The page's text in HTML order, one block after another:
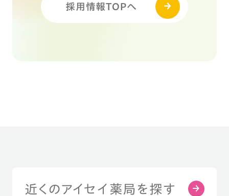
採用情報TOPへ
近くのアイセイ薬局を探す